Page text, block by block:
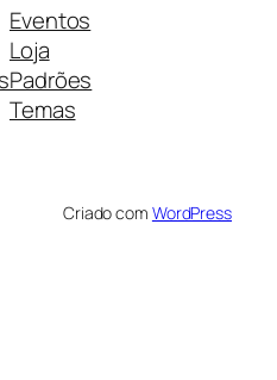
Eventos
Loja
Padrões
Temas
Criado com WordPress